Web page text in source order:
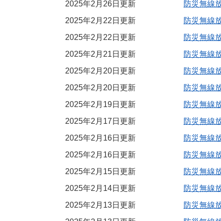
2025年2月26日更新
防災無線
2025年2月22日更新
防災無線
2025年2月22日更新
防災無線
2025年2月21日更新
防災無線
2025年2月20日更新
防災無線
2025年2月20日更新
防災無線
2025年2月19日更新
防災無線
2025年2月17日更新
防災無線
2025年2月16日更新
防災無線
2025年2月16日更新
防災無線
2025年2月15日更新
防災無線
2025年2月14日更新
防災無線
2025年2月13日更新
防災無線